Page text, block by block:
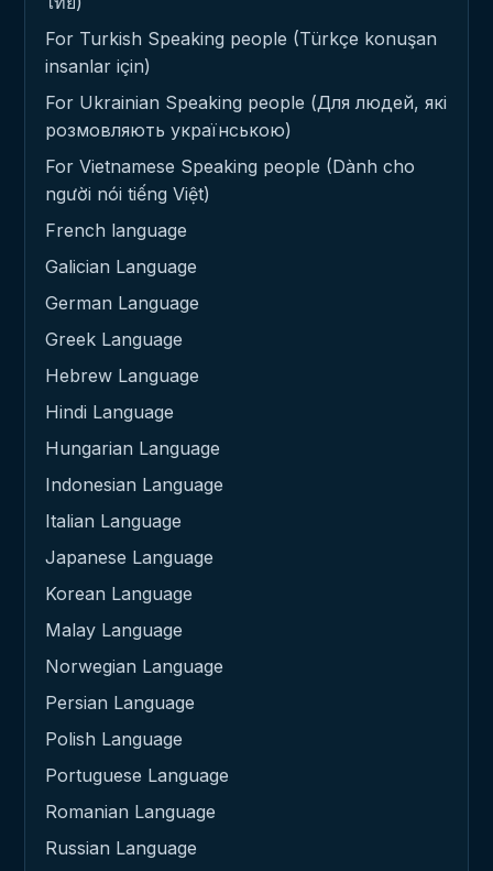
For Turkish Speaking people (Türkçe konuşan
insanlar için)
For Ukrainian Speaking people (Для людей, які
розмовляють українською)
For Vietnamese Speaking people (Dành cho
người nói tiếng Việt)
French language
Galician Language
German Language
Greek Language
Hebrew Language
Hindi Language
Hungarian Language
Indonesian Language
Italian Language
Japanese Language
Korean Language
Malay Language
Norwegian Language
Persian Language
Polish Language
Portuguese Language
Romanian Language
Russian Language